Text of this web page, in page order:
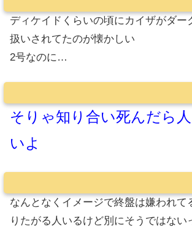
ディケイドくらいの頃にカイザがダー
扱いされてたのが懐かしい
2号なのに…
そりゃ知り合い死んだら
いよ
なんとなくイメージで終盤は嫌われて
りたがる人いるけど別にそうではない